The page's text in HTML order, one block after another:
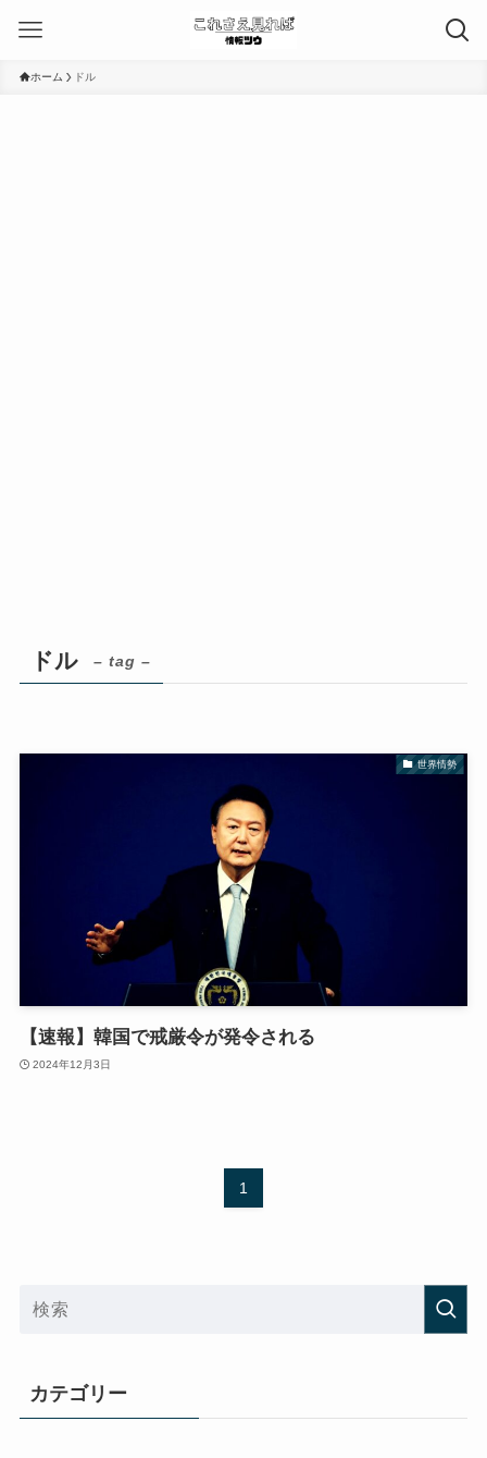
ホーム ドル
ドル – tag –
世界情勢
【速報】韓国で戒厳令が発令される
2024年12月3日
1
カテゴリー